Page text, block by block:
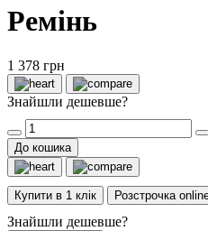
Ремінь
1 378 грн
Знайшли дешевше?
До кошика
Купити в 1 клік Розстрочка
Знайшли дешевше?